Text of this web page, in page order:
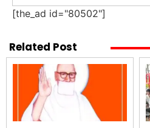
[the_ad id="80502"]
Related Post